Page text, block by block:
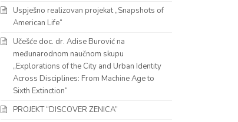
Uspješno realizovan projekat „Snapshots of
American Life“
Učešće doc. dr. Adise Burović na
međunarodnom naučnom skupu
„Explorations of the City and Urban Identity
Across Disciplines: From Machine Age to
Sixth Extinction“
PROJEKT “DISCOVER ZENICA”